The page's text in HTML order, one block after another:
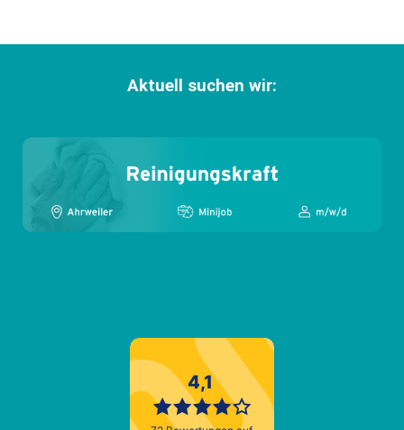
Aktuell suchen wir: